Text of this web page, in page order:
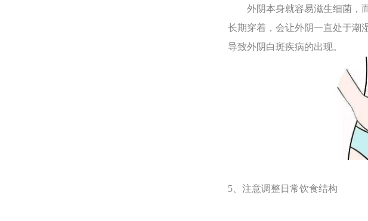
外阴本身就容易滋生细菌，而
长期穿着，会让外阴一直处于潮
导致外阴白斑疾病的出现。
5、注意调整日常饮食结构